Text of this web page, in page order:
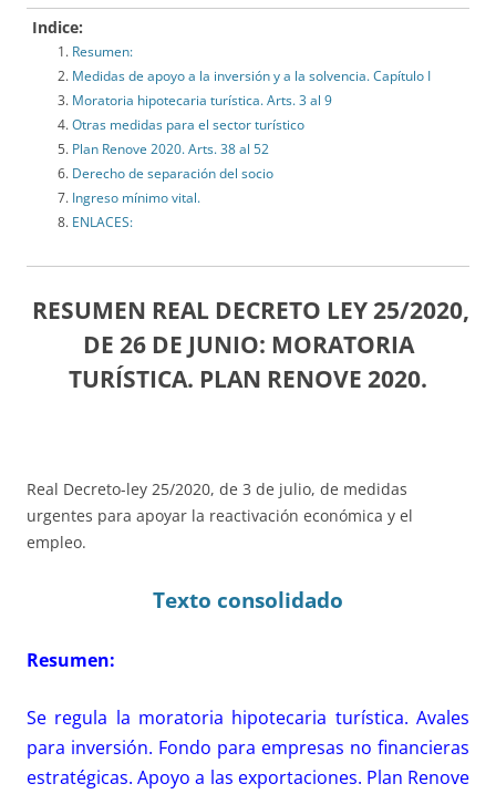
Indice:
Resumen:
Medidas de apoyo a la inversión y a la solvencia. Capítulo I
Moratoria hipotecaria turística. Arts. 3 al 9
Otras medidas para el sector turístico
Plan Renove 2020. Arts. 38 al 52
Derecho de separación del socio
Ingreso mínimo vital.
ENLACES:
RESUMEN REAL DECRETO LEY 25/2020,
DE 26 DE JUNIO: MORATORIA
TURÍSTICA. PLAN RENOVE 2020.
Real Decreto-ley 25/2020, de 3 de julio, de medidas
urgentes para apoyar la reactivación económica y el
empleo.
Texto consolidado
Resumen:
Se regula la moratoria hipotecaria turística. Avales
para inversión. Fondo para empresas no financieras
estratégicas. Apoyo a las exportaciones. Plan Renove